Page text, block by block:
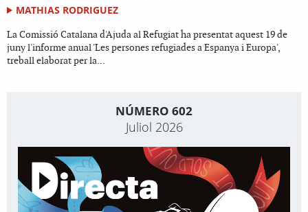
MATHIAS RODRIGUEZ
La Comissió Catalana d'Ajuda al Refugiat ha presentat aquest 19 de
juny l'informe anual 'Les persones refugiades a Espanya i Europa',
treball elaborat per la...
NÚMERO 602
Juliol 2026